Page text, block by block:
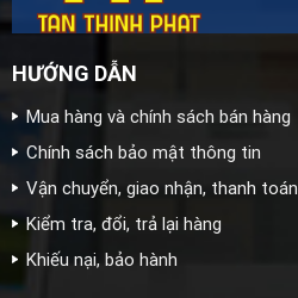
HƯỚNG DẪN
Mua hàng và chính sách bán hàng
Chính sách bảo mật thông tin
Vận chuyển, giao nhận, thanh toán
Kiểm tra, đổi, trả lại hàng
Khiếu nại, bảo hành